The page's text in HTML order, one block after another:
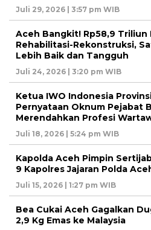
Juli 29, 2026 | 3:57 pm WIB
Aceh Bangkit! Rp58,9
Rehabilitasi-Rekonstruksi,
Lebih Baik dan Tangguh
Juli 24, 2026 | 3:20 pm WIB
Ketua IWO Indonesia
Pernyataan Oknum Pejabat
Merendahkan Profesi
Juli 18, 2026 | 5:24 pm WIB
Kapolda Aceh Pimpin
9 Kapolres Jajaran Polda
Juli 15, 2026 | 1:27 pm WIB
Bea Cukai Aceh Gagalkan
2,9 Kg Emas ke Malaysia